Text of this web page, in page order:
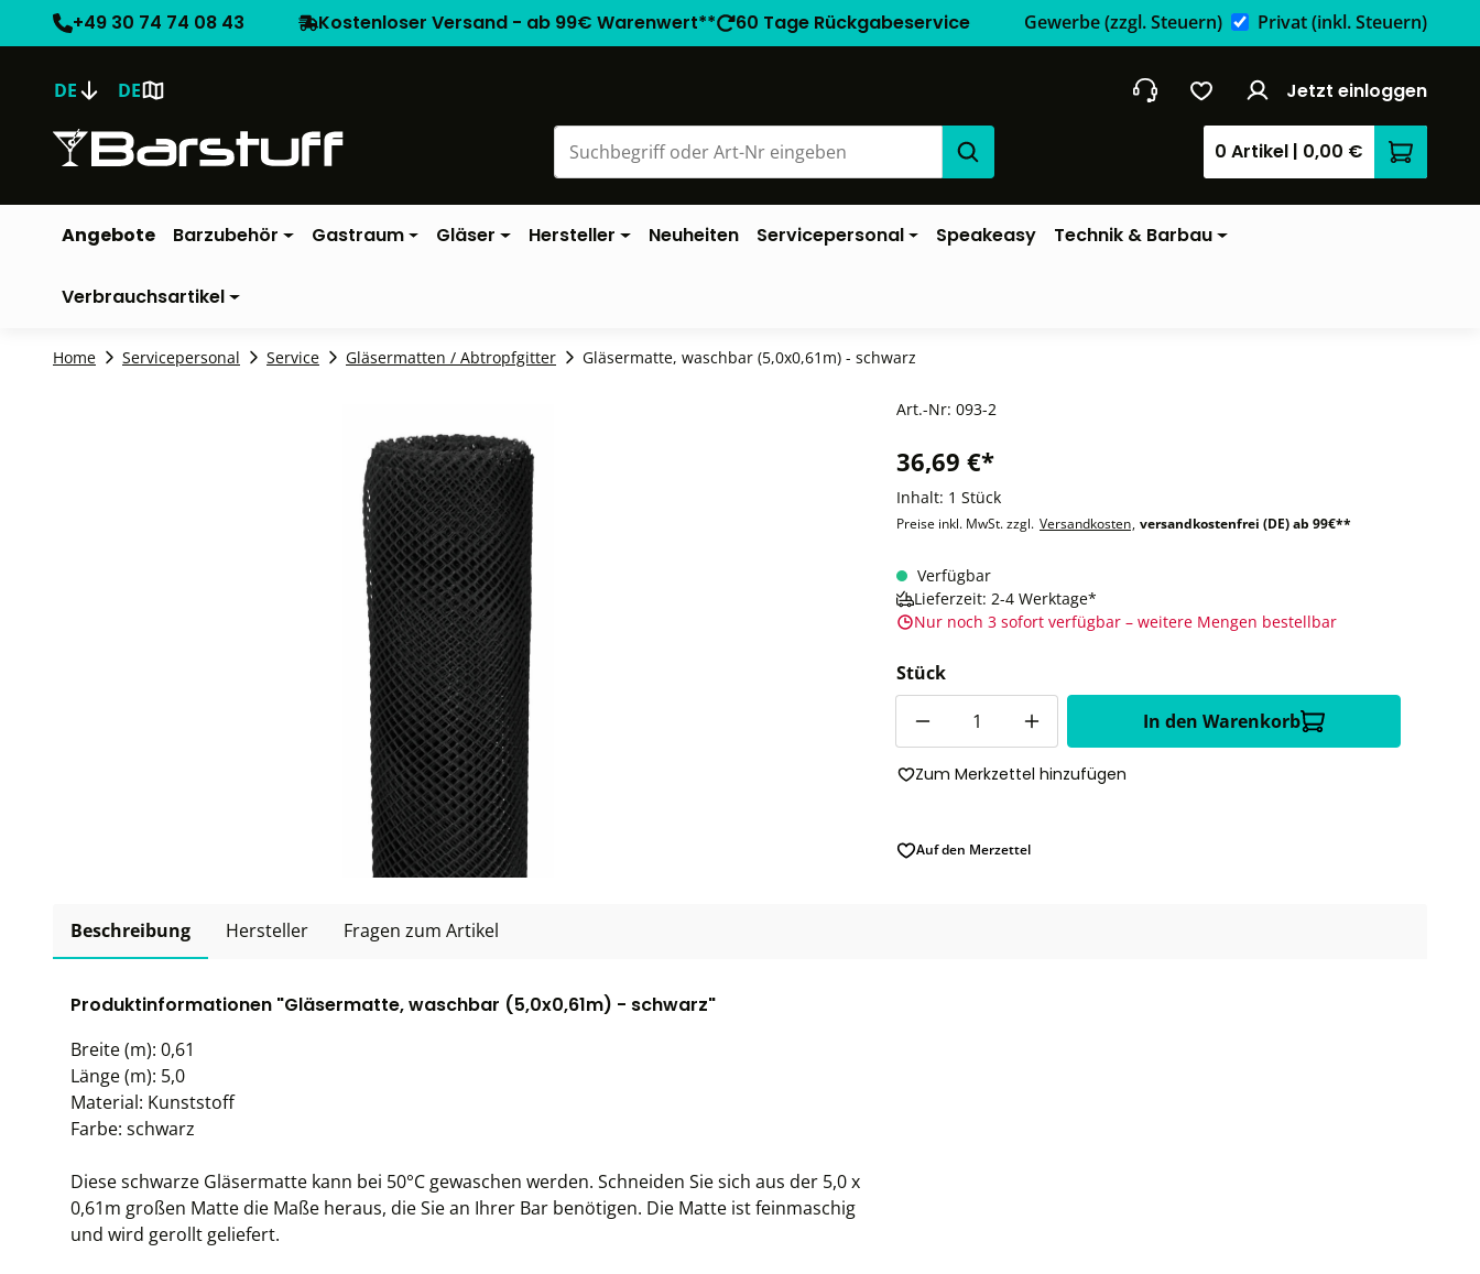
+49 30 74 74 08 43 Kostenloser Versand - ab 99€ Warenwert** 60 Tage Rückgabeservice Gewerbe(zzgl. Steuern) Privat(inkl. Steuern)
DE DE Jetzt einloggen
0 Artikel | 0,00 €
Angebote Barzubehör Gastraum Gläser Hersteller Neuheiten Servicepersonal Speakeasy Technik & Barbau
Verbrauchsartikel
Home Servicepersonal Service Gläsermatten / Abtropfgitter Gläsermatte, waschbar (5,0x0,61m) - schwarz
Art.-Nr: 093-2
36,69 €*
Inhalt: 1 Stück
Preise inkl. MwSt. zzgl. Versandkosten, versandkostenfrei (DE) ab 99€**
Verfügbar
Lieferzeit: 2-4 Werktage*
Nur noch 3 sofort verfügbar – weitere Mengen bestellbar
Stück
In den Warenkorb
Zum Merkzettel hinzufügen
Auf den Merzettel
Beschreibung Hersteller Fragen zum Artikel
Produktinformationen "Gläsermatte, waschbar (5,0x0,61m) - schwarz"
Breite (m): 0,61
Länge (m): 5,0
Material: Kunststoff
Farbe: schwarz
Diese schwarze Gläsermatte kann bei 50°C gewaschen werden. Schneiden Sie sich aus der 5,0 x
0,61m großen Matte die Maße heraus, die Sie an Ihrer Bar benötigen. Die Matte ist feinmaschig
und wird gerollt geliefert.